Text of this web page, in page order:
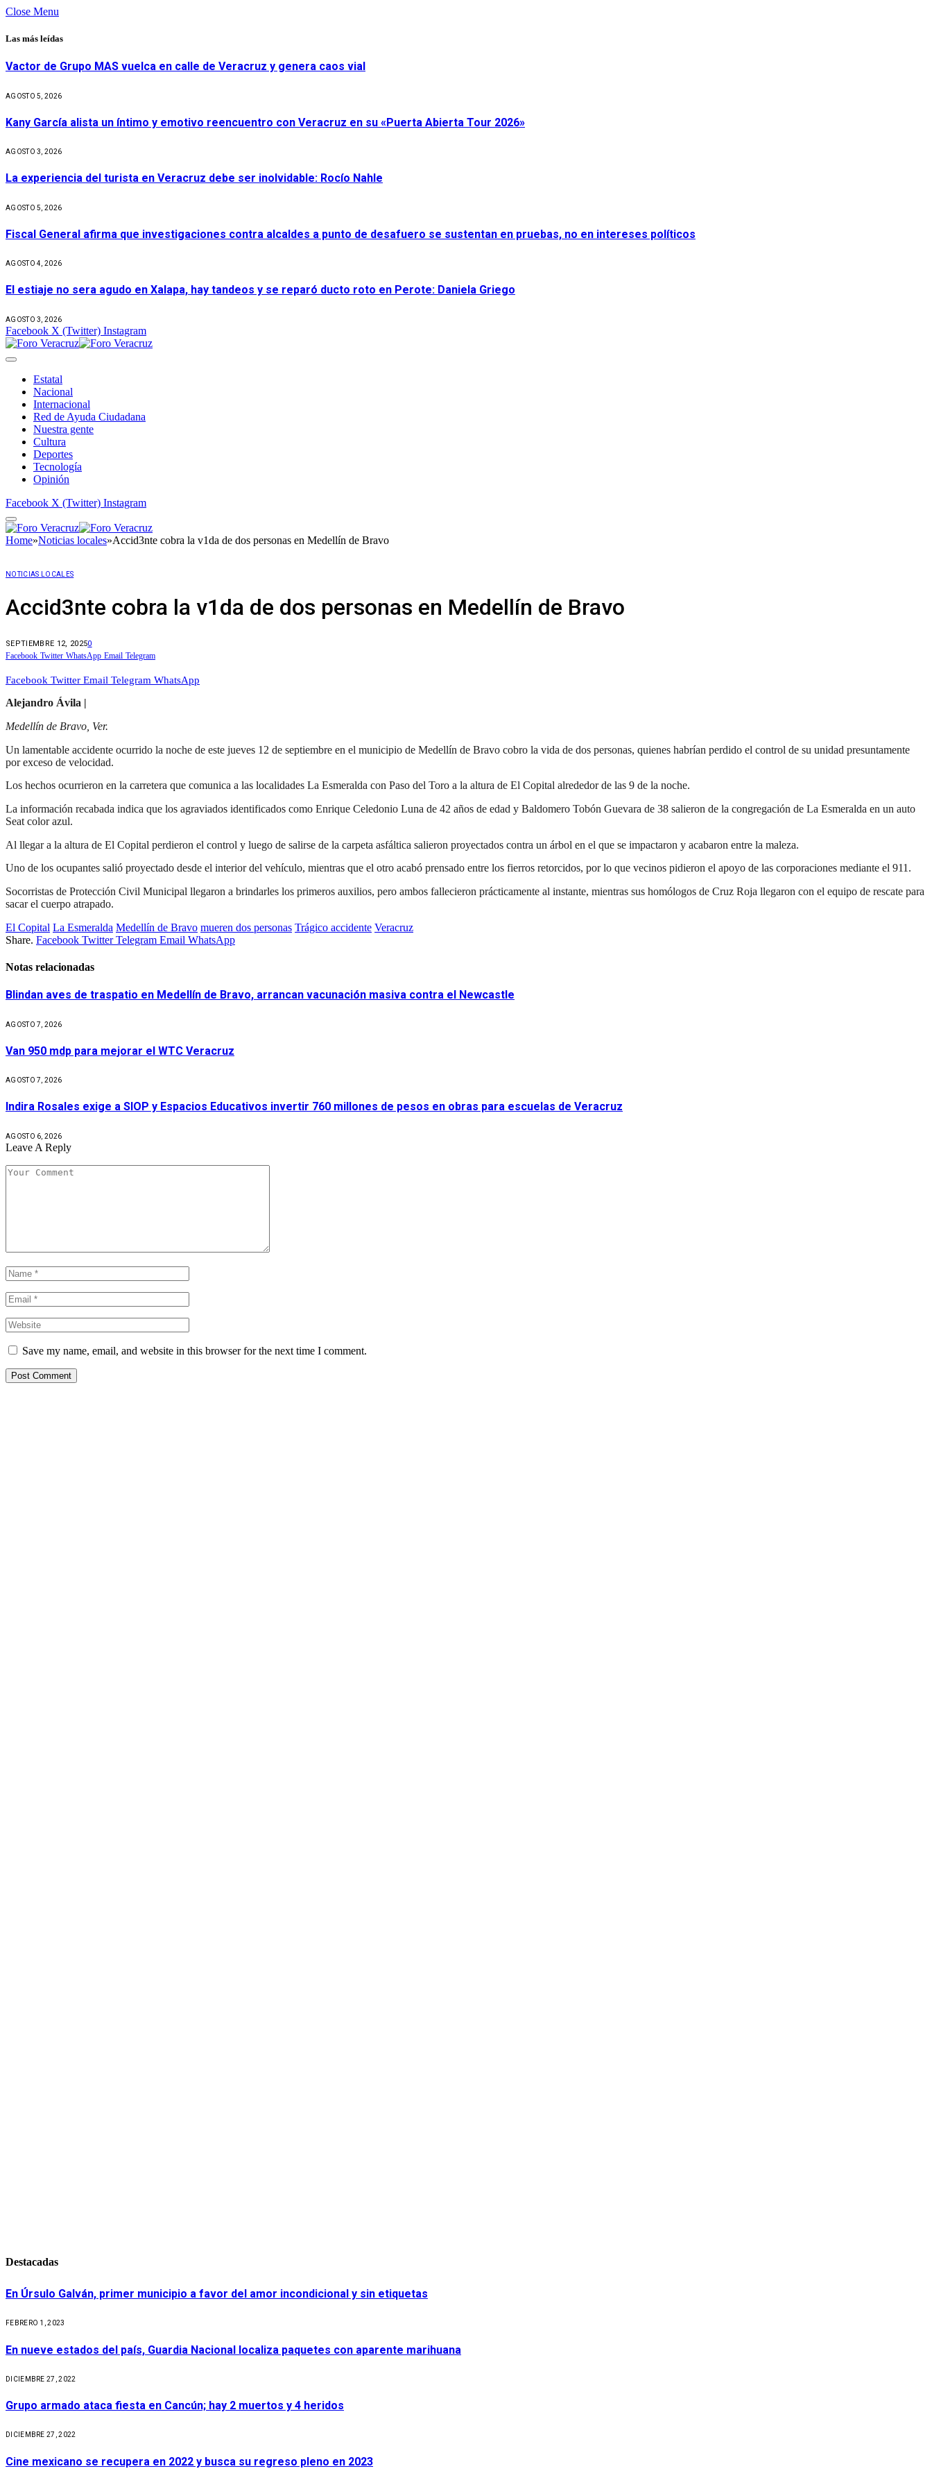
Close Menu
Las más leídas
Vactor de Grupo MAS vuelca en calle de Veracruz y genera caos vial
AGOSTO 5, 2026
Kany García alista un íntimo y emotivo reencuentro con Veracruz en su «Puerta Abierta Tour 2026»
AGOSTO 3, 2026
La experiencia del turista en Veracruz debe ser inolvidable: Rocío Nahle
AGOSTO 5, 2026
Fiscal General afirma que investigaciones contra alcaldes a punto de desafuero se sustentan en pruebas, no en intereses políticos
AGOSTO 4, 2026
El estiaje no sera agudo en Xalapa, hay tandeos y se reparó ducto roto en Perote: Daniela Griego
AGOSTO 3, 2026
Facebook X (Twitter) Instagram
Estatal
Nacional
Internacional
Red de Ayuda Ciudadana
Nuestra gente
Cultura
Deportes
Tecnología
Opinión
Facebook X (Twitter) Instagram
Home»Noticias locales»Accid3nte cobra la v1da de dos personas en Medellín de Bravo
NOTICIAS LOCALES
Accid3nte cobra la v1da de dos personas en Medellín de Bravo
SEPTIEMBRE 12, 20250
Facebook Twitter WhatsApp Email Telegram
Facebook Twitter Email Telegram WhatsApp
Alejandro Ávila |
Medellín de Bravo, Ver.
Un lamentable accidente ocurrido la noche de este jueves 12 de septiembre en el municipio de Medellín de Bravo cobro la vida de dos personas, quienes habrían perdido el control de su unidad presuntamente
por exceso de velocidad.
Los hechos ocurrieron en la carretera que comunica a las localidades La Esmeralda con Paso del Toro a la altura de El Copital alrededor de las 9 de la noche.
La información recabada indica que los agraviados identificados como Enrique Celedonio Luna de 42 años de edad y Baldomero Tobón Guevara de 38 salieron de la congregación de La Esmeralda en un auto
Seat color azul.
Al llegar a la altura de El Copital perdieron el control y luego de salirse de la carpeta asfáltica salieron proyectados contra un árbol en el que se impactaron y acabaron entre la maleza.
Uno de los ocupantes salió proyectado desde el interior del vehículo, mientras que el otro acabó prensado entre los fierros retorcidos, por lo que vecinos pidieron el apoyo de las corporaciones mediante el 911.
Socorristas de Protección Civil Municipal llegaron a brindarles los primeros auxilios, pero ambos fallecieron prácticamente al instante, mientras sus homólogos de Cruz Roja llegaron con el equipo de rescate para
sacar el cuerpo atrapado.
El Copital La Esmeralda Medellín de Bravo mueren dos personas Trágico accidente Veracruz
Share. Facebook Twitter Telegram Email WhatsApp
Notas relacionadas
Blindan aves de traspatio en Medellín de Bravo, arrancan vacunación masiva contra el Newcastle
AGOSTO 7, 2026
Van 950 mdp para mejorar el WTC Veracruz
AGOSTO 7, 2026
Indira Rosales exige a SIOP y Espacios Educativos invertir 760 millones de pesos en obras para escuelas de Veracruz
AGOSTO 6, 2026
Leave A Reply
Save my name, email, and website in this browser for the next time I comment.
Destacadas
En Úrsulo Galván, primer municipio a favor del amor incondicional y sin etiquetas
FEBRERO 1, 2023
En nueve estados del país, Guardia Nacional localiza paquetes con aparente marihuana
DICIEMBRE 27, 2022
Grupo armado ataca fiesta en Cancún; hay 2 muertos y 4 heridos
DICIEMBRE 27, 2022
Cine mexicano se recupera en 2022 y busca su regreso pleno en 2023